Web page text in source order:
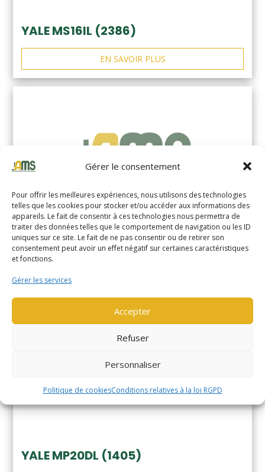
Gérer le consentement
Pour offrir les meilleures expériences, nous utilisons des technologies
telles que les cookies pour stocker et/ou accéder aux informations des
appareils. Le fait de consentir à ces technologies nous permettra de
traiter des données telles que le comportement de navigation ou les ID
uniques sur ce site. Le fait de ne pas consentir ou de retirer son
consentement peut avoir un effet négatif sur certaines caractéristiques
et fonctions.
Gérer les services
Accepter
Refuser
Personnaliser
Politique de cookiesConditions relatives à la loi RGPD
YALE MS16IL (2386)
EN SAVOIR PLUS
YALE MS14XIL (2510)
YALE MP20DL (1405)